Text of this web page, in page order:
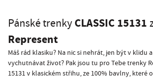
Pánské trenky CLASSIC 15131
Represent
Máš rád klasiku? Na nic si nehrát, jen být v klidu
vychutnávat život? Pak jsou tu pro Tebe trenky
15131 v klasickém střihu, ze 100% bavlny, které